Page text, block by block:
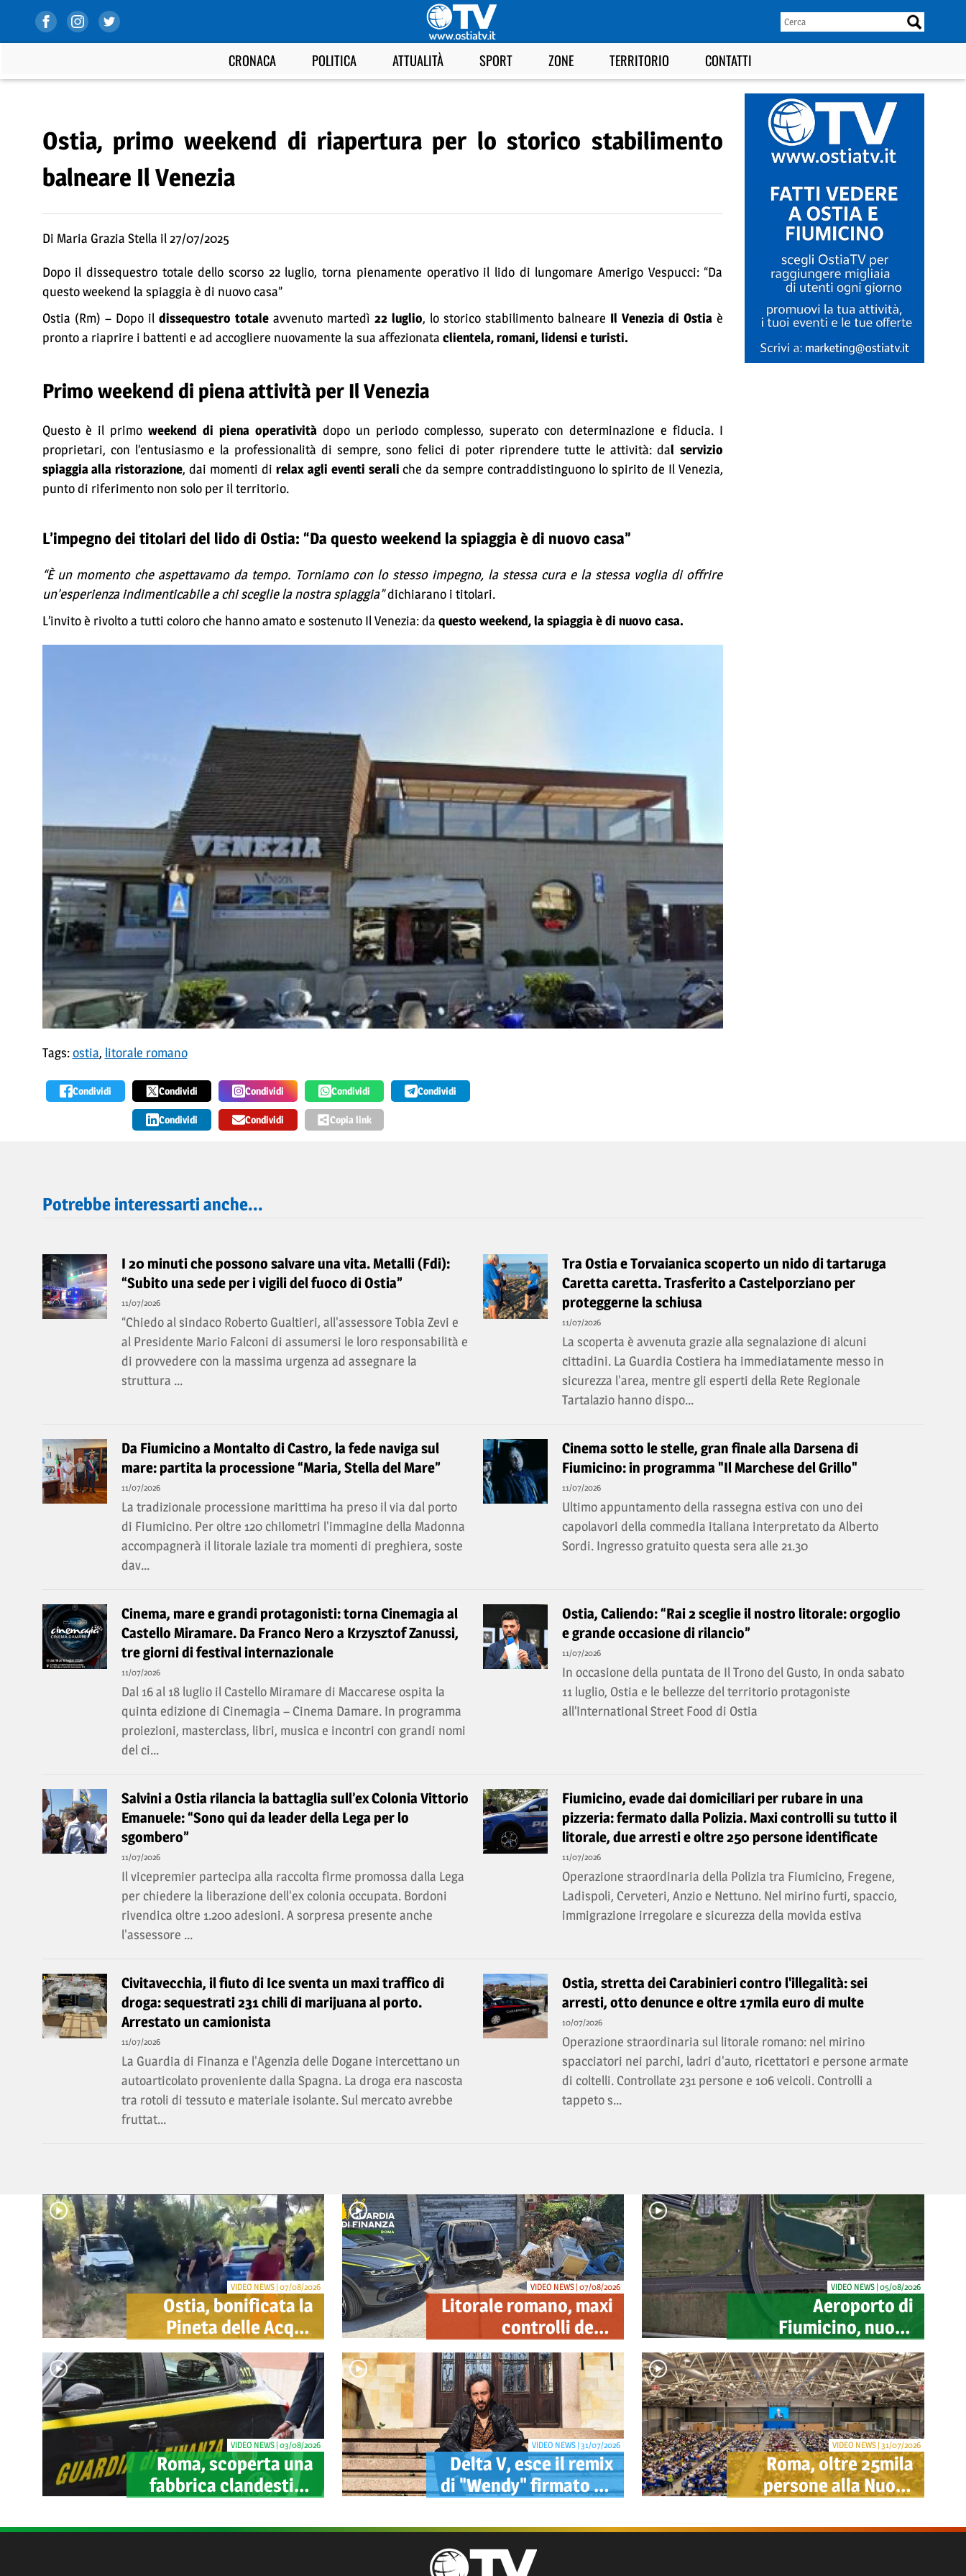
CRONACA POLITICA ATTUALITÀ SPORT ZONE TERRITORIO CONTATTI
Ostia, primo weekend di riapertura per lo storico stabilimento
balneare Il Venezia
Di Maria Grazia Stella il 27/07/2025
Dopo il dissequestro totale dello scorso 22 luglio, torna pienamente operativo il lido di lungomare Amerigo Vespucci: “Da
questo weekend la spiaggia è di nuovo casa”
Ostia (Rm) – Dopo il dissequestro totaleavvenuto martedì 22 luglio, lo storico stabilimento balneare Il Venezia di Ostia è
pronto a riaprire i battenti e ad accogliere nuovamente la sua affezionata clientela, romani, lidensi e turisti.
Primo weekend di piena attività per Il Venezia
Questo è il primoweekend di piena operatività dopo un periodo complesso, superato con determinazione e fiducia. I
proprietari, con l’entusiasmo e la professionalità di sempre, sono felici di poter riprendere tutte le attività: dal servizio
spiaggia alla ristorazione, dai momenti di relax agli eventi serali che da sempre contraddistinguono lo spirito de Il Venezia,
punto di riferimento non solo per il territorio.
L’impegno dei titolari del lido di Ostia: “Da questo weekend la spiaggia è di nuovo casa”
“È un momento che aspettavamo da tempo. Torniamo con lo stesso impegno, la stessa cura e la stessa voglia di offrire
un’esperienza indimenticabile a chi sceglie la nostra spiaggia”dichiarano i titolari.
L’invito è rivolto a tutti coloro che hanno amato e sostenuto Il Venezia: da questo weekend, la spiaggia è di nuovo casa.
Tags:ostia, litorale romano
Condividi Condividi Condividi Condividi Condividi
Condividi Condividi Copia link
Potrebbe interessarti anche...
I 20 minuti che possono salvare una vita. Metalli (Fdi):
“Subito una sede per i vigili del fuoco di Ostia”
11/07/2026
“Chiedo al sindaco Roberto Gualtieri, all'assessore Tobia Zevi e
al Presidente Mario Falconi di assumersi le loro responsabilità e
di provvedere con la massima urgenza ad assegnare la
struttura ...
Tra Ostia e Torvaianica scoperto un nido di tartaruga
Caretta caretta. Trasferito a Castelporziano per
proteggerne la schiusa
11/07/2026
La scoperta è avvenuta grazie alla segnalazione di alcuni
cittadini. La Guardia Costiera ha immediatamente messo in
sicurezza l'area, mentre gli esperti della Rete Regionale
Tartalazio hanno dispo...
Da Fiumicino a Montalto di Castro, la fede naviga sul
mare: partita la processione “Maria, Stella del Mare”
11/07/2026
La tradizionale processione marittima ha preso il via dal porto
di Fiumicino. Per oltre 120 chilometri l'immagine della Madonna
accompagnerà il litorale laziale tra momenti di preghiera, soste
dav...
Cinema sotto le stelle, gran finale alla Darsena di
Fiumicino: in programma "Il Marchese del Grillo"
11/07/2026
Ultimo appuntamento della rassegna estiva con uno dei
capolavori della commedia italiana interpretato da Alberto
Sordi. Ingresso gratuito questa sera alle 21.30
Cinema, mare e grandi protagonisti: torna Cinemagia al
Castello Miramare. Da Franco Nero a Krzysztof Zanussi,
tre giorni di festival internazionale
11/07/2026
Dal 16 al 18 luglio il Castello Miramare di Maccarese ospita la
quinta edizione di Cinemagia – Cinema Damare. In programma
proiezioni, masterclass, libri, musica e incontri con grandi nomi
del ci...
Ostia, Caliendo: “Rai 2 sceglie il nostro litorale: orgoglio
e grande occasione di rilancio”
11/07/2026
In occasione della puntata de Il Trono del Gusto, in onda sabato
11 luglio, Ostia e le bellezze del territorio protagoniste
all’International Street Food di Ostia
Salvini a Ostia rilancia la battaglia sull’ex Colonia Vittorio
Emanuele: “Sono qui da leader della Lega per lo
sgombero”
11/07/2026
Il vicepremier partecipa alla raccolta firme promossa dalla Lega
per chiedere la liberazione dell'ex colonia occupata. Bordoni
rivendica oltre 1.200 adesioni. A sorpresa presente anche
l'assessore ...
Fiumicino, evade dai domiciliari per rubare in una
pizzeria: fermato dalla Polizia. Maxi controlli su tutto il
litorale, due arresti e oltre 250 persone identificate
11/07/2026
Operazione straordinaria della Polizia tra Fiumicino, Fregene,
Ladispoli, Cerveteri, Anzio e Nettuno. Nel mirino furti, spaccio,
immigrazione irregolare e sicurezza della movida estiva
Civitavecchia, il fiuto di Ice sventa un maxi traffico di
droga: sequestrati 231 chili di marijuana al porto.
Arrestato un camionista
11/07/2026
La Guardia di Finanza e l'Agenzia delle Dogane intercettano un
autoarticolato proveniente dalla Spagna. La droga era nascosta
tra rotoli di tessuto e materiale isolante. Sul mercato avrebbe
fruttat...
Ostia, stretta dei Carabinieri contro l'illegalità: sei
arresti, otto denunce e oltre 17mila euro di multe
10/07/2026
Operazione straordinaria sul litorale romano: nel mirino
spacciatori nei parchi, ladri d'auto, ricettatori e persone armate
di coltelli. Controllate 231 persone e 106 veicoli. Controlli a
tappeto s...
Ostia, bonificata la
Pineta delle Acque
Rosse: via gli
accampamenti
abusivi
VIDEO NEWS | 07/08/2026
Litorale romano, maxi
controlli della
Guardia di Finanza:
sequestrati droga,
armi e ricambi di auto
rubate
VIDEO NEWS | 07/08/2026
Aeroporto di
Fiumicino, nuovo
svincolo per Cargo
City e Lunga Sosta:
investimento ADR da
oltre 40 milioni
VIDEO NEWS | 05/08/2026
Roma, scoperta una
fabbrica clandestina
Trigoria: sequestrati
VIDEO NEWS | 03/08/2026
Delta V, esce il remix
di "Wendy" firmato da
anche il videoclip
VIDEO NEWS | 31/07/2026
Roma, oltre 25mila
persone alla Nuova
dei Testimoni di
VIDEO NEWS | 31/07/2026